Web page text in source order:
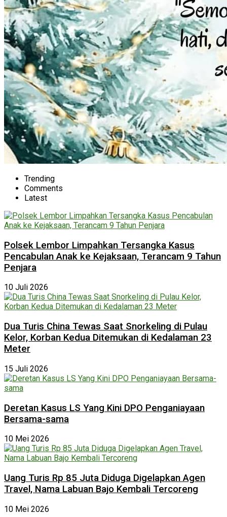
Trending
Comments
Latest
Polsek Lembor Limpahkan Tersangka Kasus
Pencabulan Anak ke Kejaksaan, Terancam 9 Tahun
Penjara
10 Juli 2026
Dua Turis China Tewas Saat Snorkeling di Pulau
Kelor, Korban Kedua Ditemukan di Kedalaman 23
Meter
15 Juli 2026
Deretan Kasus LS Yang Kini DPO Penganiayaan
Bersama-sama
10 Mei 2026
Uang Turis Rp 85 Juta Diduga Digelapkan Agen
Travel, Nama Labuan Bajo Kembali Tercoreng
10 Mei 2026